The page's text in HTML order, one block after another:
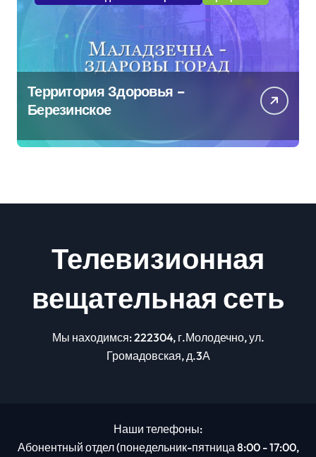
Территория Здоровья –
Березинское
Телевизионная
вещательная сеть
Мы находимся: 222304, г.Молодечно, ул.
Громадовская, д.3А
Наши телефоны:
Абонентный отдел (понедельник-пятница 8:00 - 17:00,